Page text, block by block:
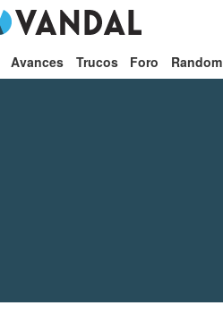
Avances Trucos Foro Random